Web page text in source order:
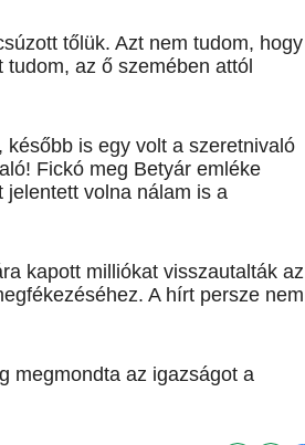
tőlük. Azt nem tudom, hogy
az ő szemében attól
is egy volt a szeretnivaló
Fickó meg Betyár emléke
jelentett volna nálam is a
kapott milliókat visszautalták az
A hírt persze nem
megmondta az igazságot a